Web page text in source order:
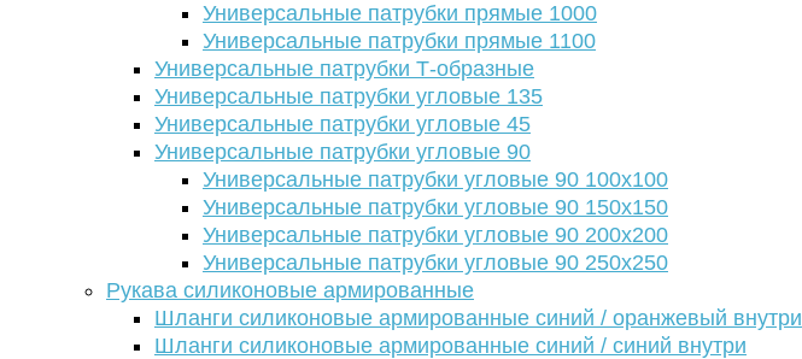
Универсальные патрубки прямые 1000
Универсальные патрубки прямые 1100
Универсальные патрубки Т-образные
Универсальные патрубки угловые 135
Универсальные патрубки угловые 45
Универсальные патрубки угловые 90
Универсальные патрубки угловые 90 100х100
Универсальные патрубки угловые 90 150х150
Универсальные патрубки угловые 90 200х200
Универсальные патрубки угловые 90 250х250
Рукава силиконовые армированные
Шланги силиконовые армированные синий / оранжевый внутри
Шланги силиконовые армированные синий / синий внутри